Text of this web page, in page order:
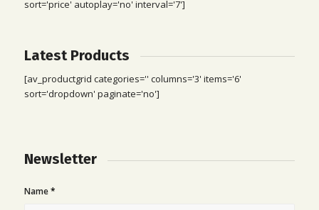
sort='price' autoplay='no' interval='7']
Latest Products
[av_productgrid categories='' columns='3' items='6'
sort='dropdown' paginate='no']
Newsletter
Name*